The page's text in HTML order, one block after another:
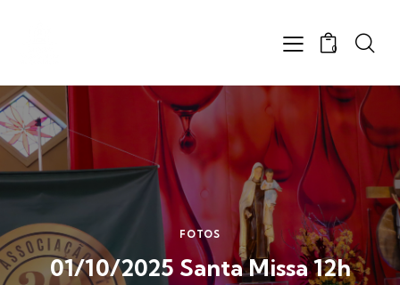
0
FOTOS
01/10/2025 Santa Missa 12h